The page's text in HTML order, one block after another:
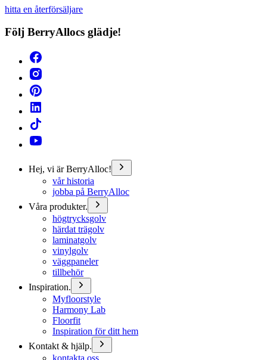
hitta en återförsäljare
Följ BerryAllocs glädje!
Hej, vi är BerryAlloc!
vår historia
jobba på BerryAlloc
Våra produkter.
högtrycksgolv
härdat trägolv
laminatgolv
vinylgolv
väggpaneler
tillbehör
Inspiration.
Myfloorstyle
Harmony Lab
Floorfit
Inspiration för ditt hem
Kontakt & hjälp.
kontakta oss